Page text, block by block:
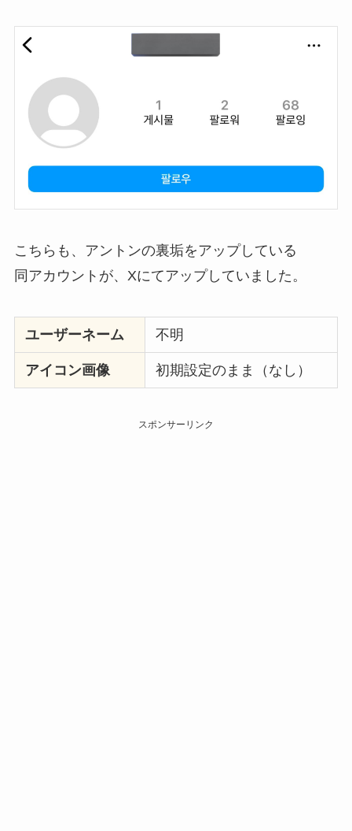
こちらも、アントンの裏垢をアップしている
同アカウントが、Xにてアップしていました。
ユーザーネーム 不明
アイコン画像 初期設定のまま（なし）
スポンサーリンク